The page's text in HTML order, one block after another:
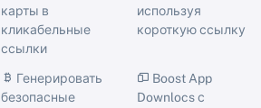
карты в
кликабельные
ссылки
используя
короткую ссылку
Генерировать
безопасные
Boost App
Downlocs с